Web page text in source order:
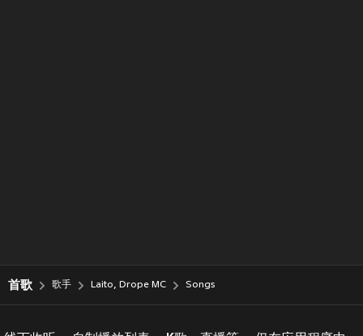
首歌 歌手 Laito, Drope MC Songs